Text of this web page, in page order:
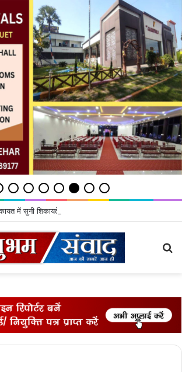
में सुनी शिकायतें, समाधान का दिया भरोसा